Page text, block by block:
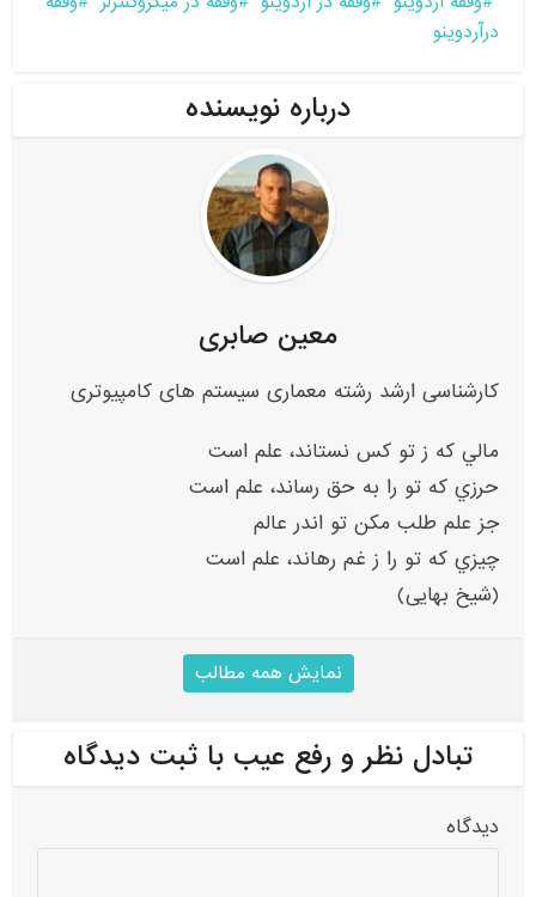
درآردوینو
درباره نویسنده
معین صابری
کارشناسی ارشد رشته معماری سیستم های کامپیوتری
مالي که ز تو کس نستاند، علم است
حرزي که تو را به حق رساند، علم است
جز علم طلب مکن تو اندر عالم
چيزي که تو را ز غم رهاند، علم است
(شیخ بهایی)
نمایش همه مطالب
تبادل نظر و رفع عیب با ثبت دیدگاه
دیدگاه